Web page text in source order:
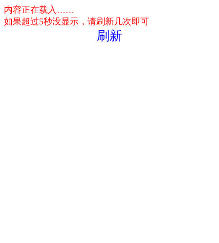
内容正在载入……
如果超过5秒没显示，请刷新几次即可
刷新